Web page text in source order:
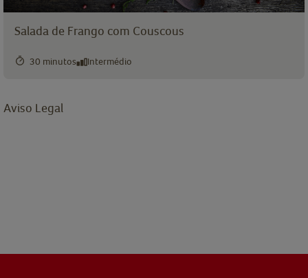
Salada de Frango com Couscous
30 minutos Intermédio
Aviso Legal